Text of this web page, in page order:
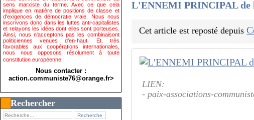
sens marxiste du terme. Avec ce que cela
implique en matière de positions de classe et
d'exigences de démocratie vraie. Nous nous
inscrivons donc dans les luttes anti-capitalistes
et relayons les idées dont elles sont porteuses.
Ainsi, nous n'acceptons pas les combinaisont
politiciennes venues d'en-haut. Et, très
favorables aux coopérations internationales,
nous nous opposons résolument à toute
constitution européenne.
Nous contacter :
action.communiste76@orange.fr>
Rechercher
L'ENNEMI PRINCIPAL de
Cet article est reposté depuis
LIEN:
- paix-associations-